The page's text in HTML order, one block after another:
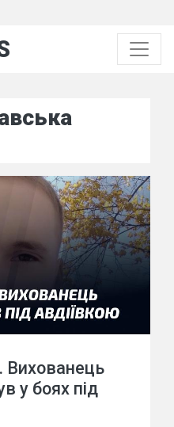
Вихованець
у боях під